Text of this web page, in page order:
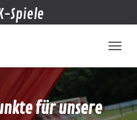
Spiele
für unsere